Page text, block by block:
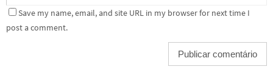
Save my name, email, and site URL in my browser for next time I
post a comment.